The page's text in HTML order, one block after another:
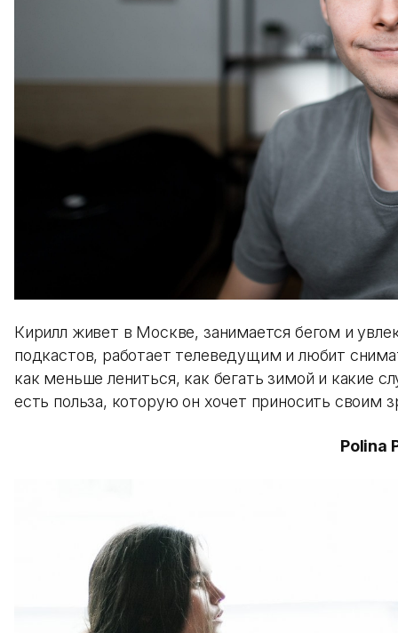
Кирилл живет в Москве, занимается бегом и
подкастов, работает телеведущим и любит
как меньше лениться, как бегать зимой и какие
есть польза, которую он хочет приносить своим
Polina